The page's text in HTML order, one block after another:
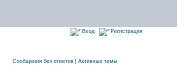
Вход Регистрация
Сообщения без ответов | Активные темы